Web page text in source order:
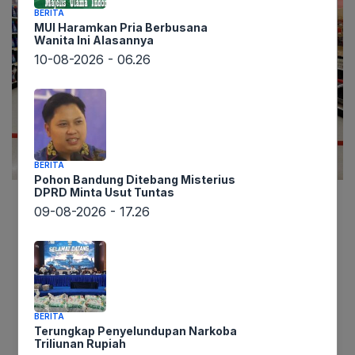
Lintaswarta.co.id,Jakarta – Mitos bahwa harga
menyesatkan konsumen. Padahal, untuk
sejumlah kategori produk, versi yang lebih
ekonomis justru menawarkan fungsi dan mutu
yang hampir setara dengan merek premium. Ini
adalah kunci bagi mereka yang menerapkan gaya
BERITA
MUI Haramkan Pria Berbusana
Wanita Ini Alasannya
10-08-2026 - 06.26
BERITA
Pohon Bandung Ditebang Misterius
DPRD Minta Usut Tuntas
09-08-2026 - 17.26
BERITA
Terungkap Penyelundupan Narkoba
Triliunan Rupiah